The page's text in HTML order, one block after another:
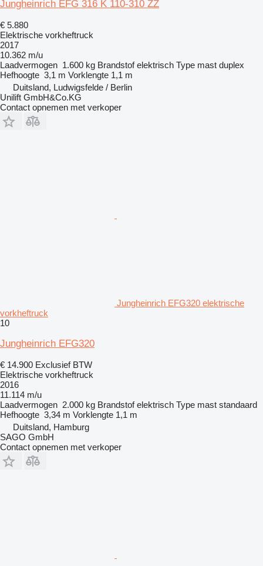
Jungheinrich EFG 316 K 110-310 ZZ
€ 5.880
Elektrische vorkheftruck
2017
10.362 m/u
Laadvermogen 1.600 kg Brandstof elektrisch Type mast duplex
Hefhoogte 3,1 m Vorklengte 1,1 m
Duitsland, Ludwigsfelde / Berlin
Unilift GmbH&Co.KG
Contact opnemen met verkoper
Jungheinrich EFG320 elektrische
vorkheftruck
10
Jungheinrich EFG320
€ 14.900 Exclusief BTW
Elektrische vorkheftruck
2016
11.114 m/u
Laadvermogen 2.000 kg Brandstof elektrisch Type mast standaard
Hefhoogte 3,34 m Vorklengte 1,1 m
Duitsland, Hamburg
SAGO GmbH
Contact opnemen met verkoper